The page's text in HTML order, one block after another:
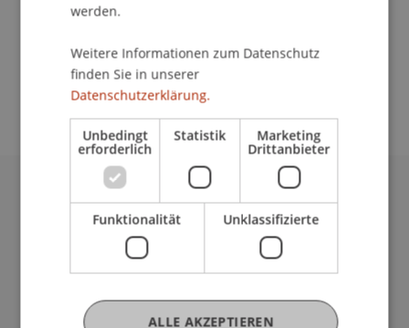
School/Professur:
Institut für Entrepreneurship
Universität Liechtenstein
Fürst-Franz-Josef-Strasse
Liechtenstein
info@uni.li
werden.
Weitere Informationen zum Datenschutz
finden Sie in unserer
Datenschutzerklärung.
Unbedingt
erforderlich
Statistik Marketing
Drittanbieter
Funktionalität Unklassifizierte
ALLE AKZEPTIEREN